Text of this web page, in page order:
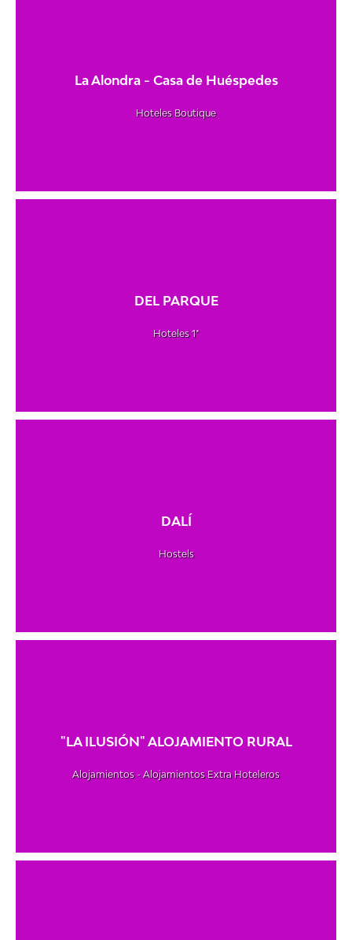
La Alondra - Casa de Huéspedes
Hoteles Boutique
DEL PARQUE
Hoteles 1*
DALÍ
Hostels
"LA ILUSIÓN" ALOJAMIENTO RURAL
Alojamientos - Alojamientos Extra Hoteleros